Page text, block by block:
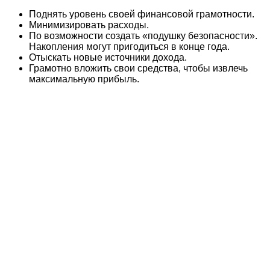
Поднять уровень своей финансовой грамотности.
Минимизировать расходы.
По возможности создать «подушку безопасности».
Накопления могут пригодиться в конце года.
Отыскать новые источники дохода.
Грамотно вложить свои средства, чтобы извлечь
максимальную прибыль.